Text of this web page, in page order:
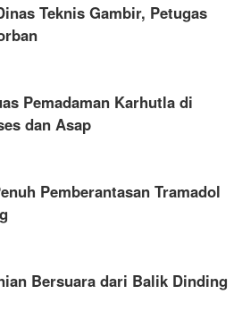
Teknis Gambir, Petugas
Pemadaman Karhutla di
dan Asap
Pemberantasan Tramadol
Bersuara dari Balik Dinding